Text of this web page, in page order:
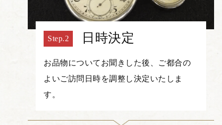
日時決定
お品物についてお聞きした後、ご都合の
よいご訪問日時を調整し決定いたしま
す。